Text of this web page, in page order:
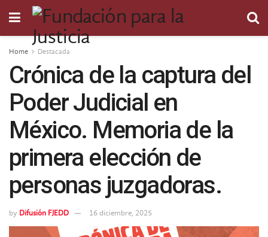
Home Destacada
Crónica de la captura del
Poder Judicial en
México. Memoria de la
primera elección de
personas juzgadoras.
by Difusión FJEDD 16 diciembre, 2025